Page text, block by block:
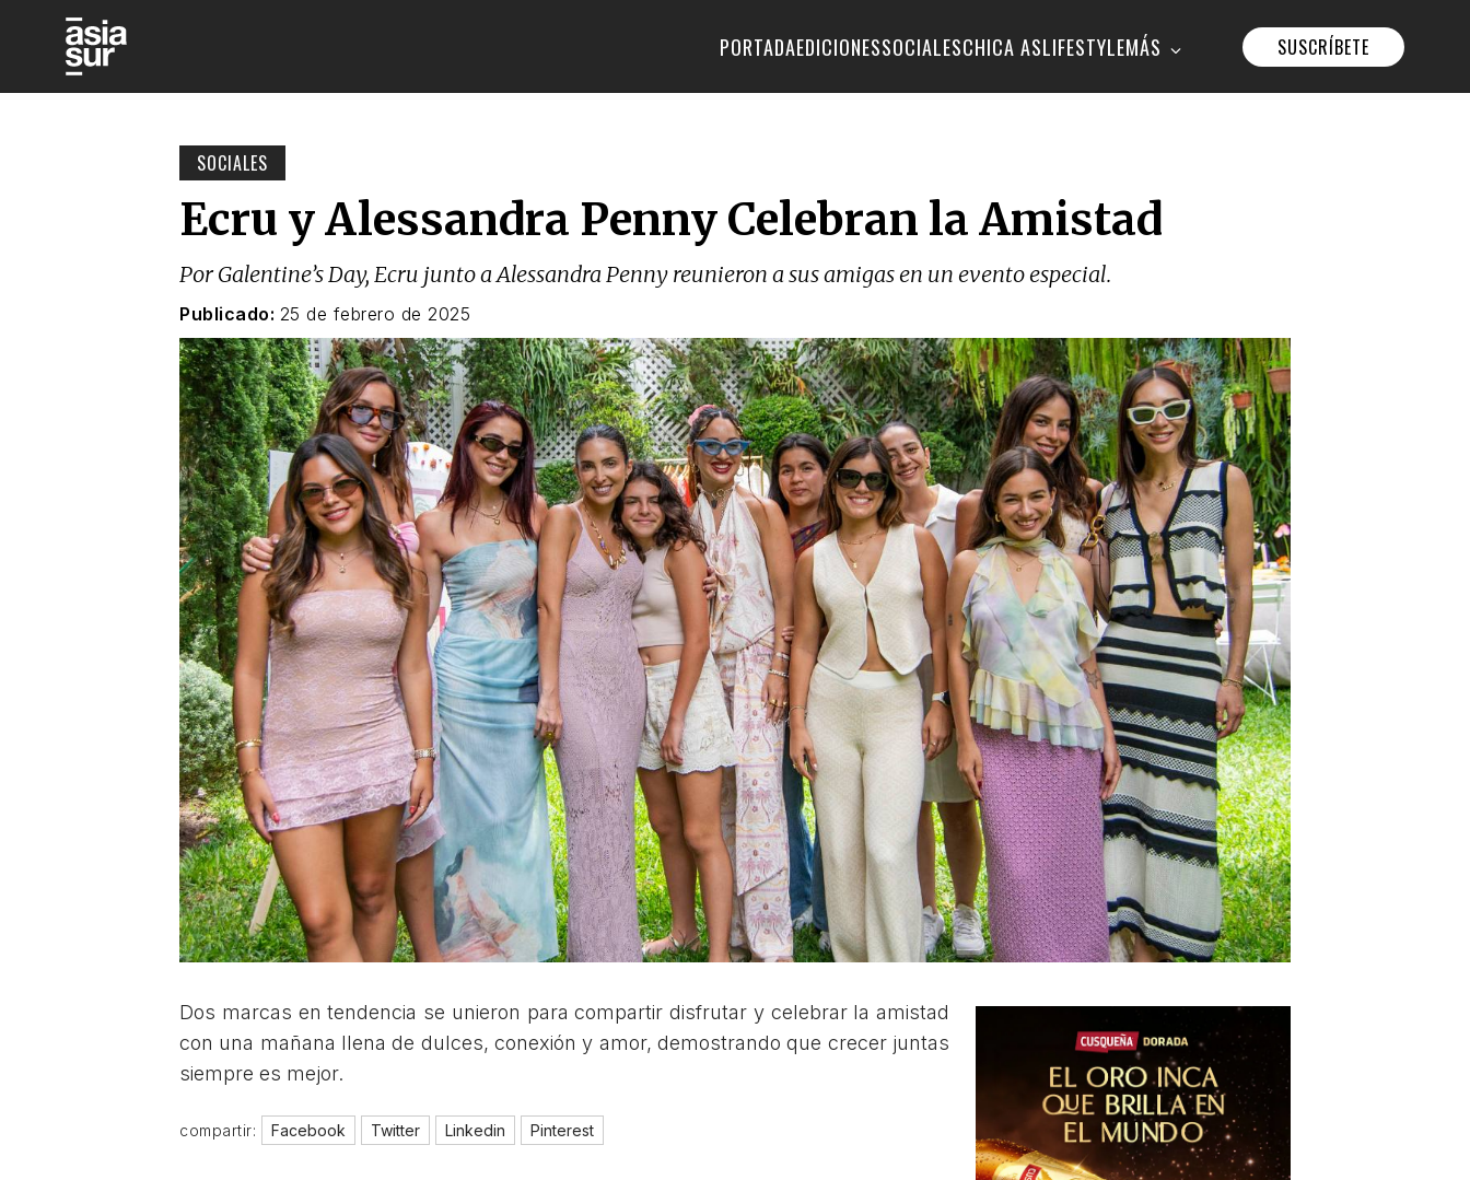
PORTADAEDICIONESSOCIALESCHICA ASLIFESTYLEMÁS SUSCRÍBETE
SOCIALES
Ecru y Alessandra Penny Celebran la Amistad
Por Galentine’s Day, Ecru junto a Alessandra Penny reunieron a sus amigas en un evento especial.
Publicado: 25 de febrero de 2025
Dos marcas en tendencia se unieron para compartir disfrutar y celebrar la amistad
con una mañana llena de dulces, conexión y amor, demostrando que crecer juntas
siempre es mejor.
compartir: Facebook Twitter Linkedin Pinterest